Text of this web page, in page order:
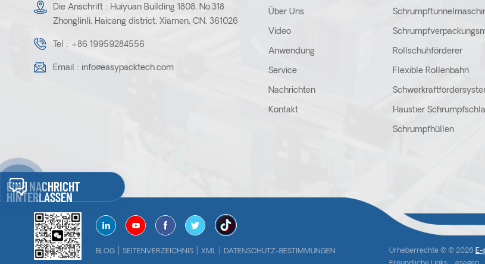
Die Anschrift : Huiyuan Building 1808, No.318
Zhonglinli, Haicang district, Xiamen, CN, 361026
Tel : +86 19959284556
Email : info@easypacktech.com
Über Uns
Video
Anwendung
Service
Nachrichten
Kontakt
Rollschuhförderer
Flexible Rollenbahn
Haustier
Schrumpfhüllen
BLOG SEITENVERZEICHNIS XML DATENSCHUTZ-BESTIMMUNGEN Urheberrechte © © 2026 E-
EINE NACHRICHT
HINTERLASSEN